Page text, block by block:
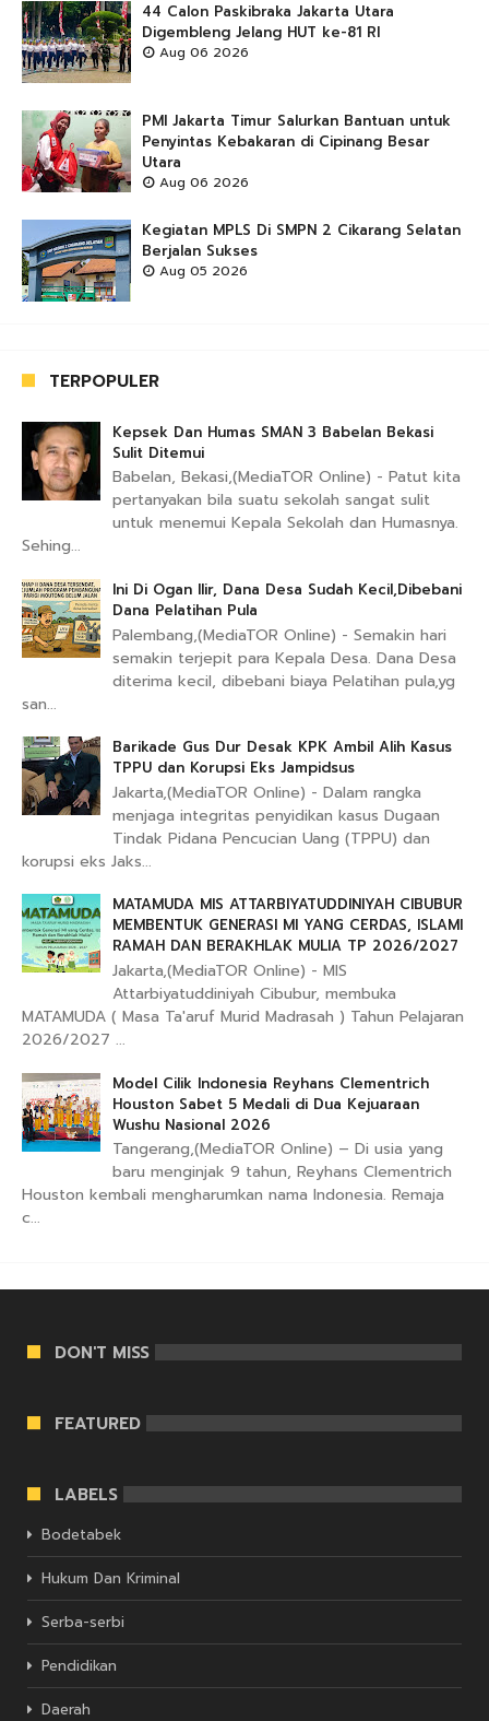
44 Calon Paskibraka Jakarta Utara
Digembleng Jelang HUT ke-81 RI
Aug 06 2026
PMI Jakarta Timur Salurkan Bantuan untuk
Penyintas Kebakaran di Cipinang Besar
Utara
Aug 06 2026
Kegiatan MPLS Di SMPN 2 Cikarang Selatan
Berjalan Sukses
Aug 05 2026
TERPOPULER
Kepsek Dan Humas SMAN 3 Babelan Bekasi
Sulit Ditemui
Babelan, Bekasi,(MediaTOR Online) - Patut kita
pertanyakan bila suatu sekolah sangat sulit
untuk menemui Kepala Sekolah dan Humasnya.
Sehing...
Ini Di Ogan Ilir, Dana Desa Sudah Kecil,Dibebani
Dana Pelatihan Pula
Palembang,(MediaTOR Online) - Semakin hari
semakin terjepit para Kepala Desa. Dana Desa
diterima kecil, dibebani biaya Pelatihan pula,yg
san...
Barikade Gus Dur Desak KPK Ambil Alih Kasus
TPPU dan Korupsi Eks Jampidsus
Jakarta,(MediaTOR Online) - Dalam rangka
menjaga integritas penyidikan kasus Dugaan
Tindak Pidana Pencucian Uang (TPPU) dan
korupsi eks Jaks...
MATAMUDA MIS ATTARBIYATUDDINIYAH CIBUBUR
MEMBENTUK GENERASI MI YANG CERDAS, ISLAMI
RAMAH DAN BERAKHLAK MULIA TP 2026/2027
Jakarta,(MediaTOR Online) - MIS
Attarbiyatuddiniyah Cibubur, membuka
MATAMUDA ( Masa Ta'aruf Murid Madrasah ) Tahun Pelajaran
2026/2027 ...
Model Cilik Indonesia Reyhans Clementrich
Houston Sabet 5 Medali di Dua Kejuaraan
Wushu Nasional 2026
Tangerang,(MediaTOR Online) – Di usia yang
baru menginjak 9 tahun, Reyhans Clementrich
Houston kembali mengharumkan nama Indonesia. Remaja
c...
DON'T MISS
FEATURED
LABELS
Bodetabek
Hukum Dan Kriminal
Serba-serbi
Pendidikan
Daerah